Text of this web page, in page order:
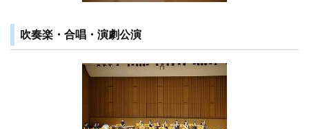
吹奏楽・合唱・演劇公演